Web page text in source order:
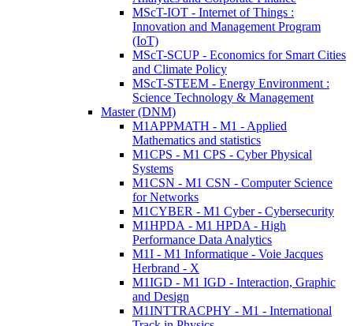
MScT-IOT - Internet of Things :
Innovation and Management Program
(IoT)
MScT-SCUP - Economics for Smart Cities
and Climate Policy
MScT-STEEM - Energy Environment :
Science Technology & Management
Master (DNM)
M1APPMATH - M1 - Applied
Mathematics and statistics
M1CPS - M1 CPS - Cyber Physical
Systems
M1CSN - M1 CSN - Computer Science
for Networks
M1CYBER - M1 Cyber - Cybersecurity
M1HPDA - M1 HPDA - High
Performance Data Analytics
M1I - M1 Informatique - Voie Jacques
Herbrand - X
M1IGD - M1 IGD - Interaction, Graphic
and Design
M1INTTRACPHY - M1 - International